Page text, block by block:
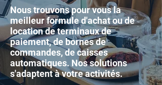
Nous trouvons pour vous la
meilleur formule d'achat ou de
location de terminaux de
paiement, de bornes de
commandes, de caisses
automatiques. Nos solutions
s'adaptent à votre activités.